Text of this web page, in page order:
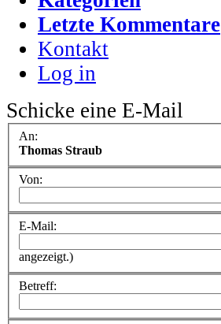
Letzte Kommentare
Kontakt
Log in
Schicke eine E-Mail
An:
Thomas Straub
Von:
E-Mail:
angezeigt.)
Betreff: